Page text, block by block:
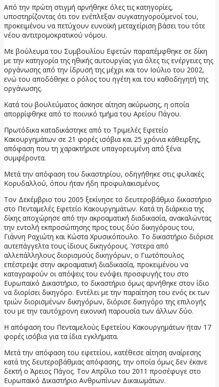
Από την πρώτη στιγμή αρνήθηκε όλες τις κατηγορίες,
υποστηρίζοντας ότι τον ενέπλεξαν συγκατηγορούμενοί του,
προκειμένου να πετύχουν ευνοϊκή μεταχείριση βάσει του τότε
νέου αντιτρομοκρατικού νόμου.
Με βούλευμα του Συμβουλίου Εφετών παραπέμφθηκε σε δίκη
με την κατηγορία της ηθικής αυτουργίας για όλες τις ενέργειες της
οργάνωσης από την ίδρυσή της μέχρι και τον Ιούλιο του 2002,
ενώ του αποδόθηκε ο ρόλος του ηγέτη και του καθοδηγητή της
οργάνωσης.
Κατά του βουλεύματος άσκησε αίτηση ακύρωσης, η οποία
απορρίφθηκε από το ποινικό τμήμα του Αρείου Πάγου.
Πρωτόδικα καταδικάστηκε από το Τριμελές Εφετείο
Κακουργημάτων σε 21 φορές ισόβια και 25 χρόνια κάθειρξης,
απόφαση που τη χαρακτήρισε υπαγορευμένη από ξένα
συμφέροντα.
Μετά την απόφαση του δικαστηρίου, οδηγήθηκε στις φυλακές
Κορυδαλλού, όπου ήταν ήδη προφυλακισμένος.
Τον Δεκέμβριο του 2005 ξεκίνησε το δευτεροβάθμιο δικαστήριο
στο Πενταμελές Εφετείο Κακουργημάτων. Κατά τη διάρκεια της
δίκης αποχώρησε από την ακροαματική διαδικασία, ανακαλώντας
την εντολή εκπροσώπησης προς τους δύο δικηγόρους του,
Γιάννη Ραχιώτη και Κώστα Χρυσικόπουλο. Το δικαστήριο διόρισε
αυτεπάγγελτα τους ίδιους δικηγόρους. Ύστερα από
αλλεπάλληλους διορισμούς δικηγόρων, ο Γιωτόπουλος
επέστρεψε στην ακροαματική διαδικασία, προκειμένου να
καταγραφούν οι απόψεις του ενόψει προσφυγής του στο
Ευρωπαϊκό Δικαστήριο, το δικαστήριο όμως αρνήθηκε στον ίδιο
να διορίσει δικηγόρο. Εντέλει με την παραίτηση του ενός εκ των
τριών διορισμένων δικηγόρων, διόρισε δικηγόρο της επιλογής
του με την ταυτόχρονη εικονική παρουσία των άλλων δύο.
Η απόφαση του Πενταμελούς Εφετείου Κακουργημάτων ήταν 17
φορές ισόβια για τα ίδια εγκλήματα.
Μετά την απόφαση του εφετείου, κατέθεσε αίτηση αναίρεσης
κατά της δευτεροβάθμιας απόφασης, την οποία όμως δεν έκανε
δεκτή ο Άρειος Πάγος. Τον Απρίλιο του 2011 προσέφυγε στο
Ευρωπαϊκό Δικαστήριο Ανθρωπίνων Δικαιωμάτων.